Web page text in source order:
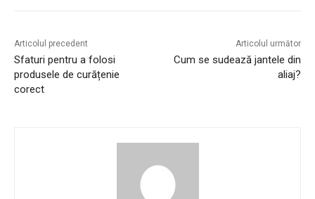
Articolul precedent
Sfaturi pentru a folosi
produsele de curățenie
corect
Articolul următor
Cum se sudează jantele din
aliaj?